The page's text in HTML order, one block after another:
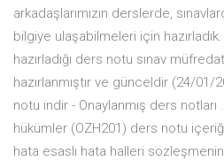
arkadaşlarımızın derslerde,
bilgiye ulaşabilmeleri için
hazırladığı ders notu sınav
hazırlanmıştır ve günceldir (24/
notu indir - Onaylanmış ders
hükümler (OZH201) ders notu
hata esaslı hata halleri